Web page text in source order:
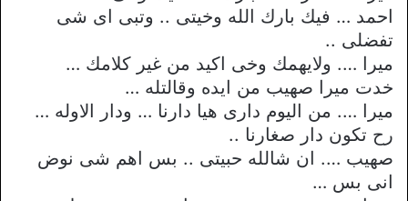
احمد … فيك بارك الله وخيتى .. وتبى اى شى
تفضلى ..
ميرا …. ولايهمك وخى اكيد من غير كلامك …
خدت ميرا صهيب من ايده وقالتله …
ميرا …. من اليوم دارى هيا دارنا … ودار الاوله …
رح تكون دار صغارنا ..
صهيب …. ان شالله حبيتى .. بس اهم شى نوض
انى بس …